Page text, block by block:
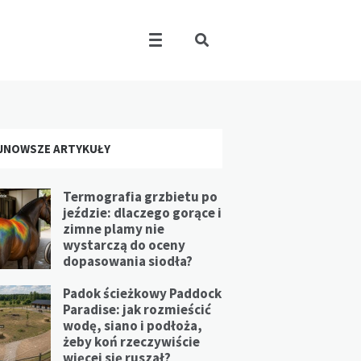
ARTYKUŁY
Termografia grzbietu po
jeździe: dlaczego gorące i
zimne plamy nie
wystarczą do oceny
dopasowania siodła?
Padok ścieżkowy Paddock
Paradise: jak rozmieścić
wodę, siano i podłoża,
żeby koń rzeczywiście